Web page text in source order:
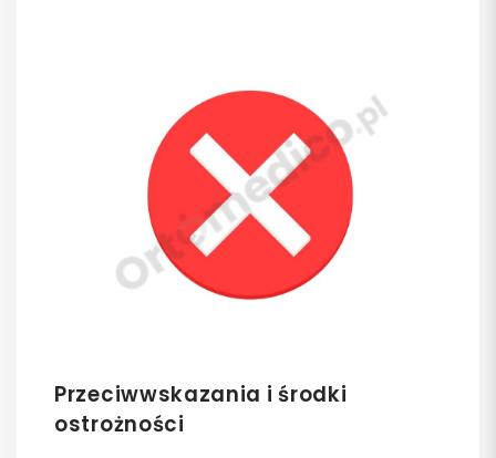
Przeciwwskazania i środki
ostrożności